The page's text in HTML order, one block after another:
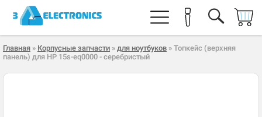
Главная » Корпусные запчасти » для ноутбуков » Топкейс (верхняя
панель) для HP 15s-eq0000 - серебристый